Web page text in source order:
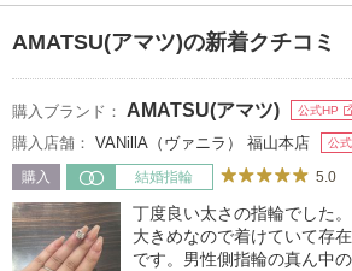
AMATSU(アマツ)の新着クチコミ
購入ブランド： AMATSU(アマツ) 公式HP
購入店舗： VANillA（ヴァニラ） 福山本店 公
購入 結婚指輪 5.0
丁度良い太さの指輪でした
大きめなので着けていて存
です。男性側指輪の真ん中